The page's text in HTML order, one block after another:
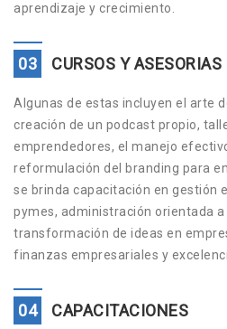
aprendizaje y crecimiento.
03 CURSOS Y ASESORIAS
Algunas de estas incluyen el arte
creación de un podcast propio,
emprendedores, el manejo
reformulación del branding para
se brinda capacitación en gestión
pymes, administración orientada
transformación de ideas en
finanzas empresariales y
04 CAPACITACIONES